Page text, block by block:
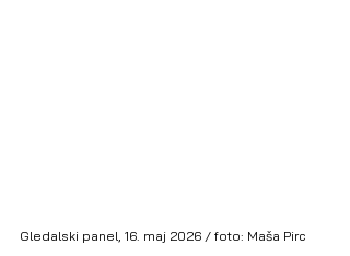
Gledalski panel, 16. maj 2026 / foto: Maša Pirc